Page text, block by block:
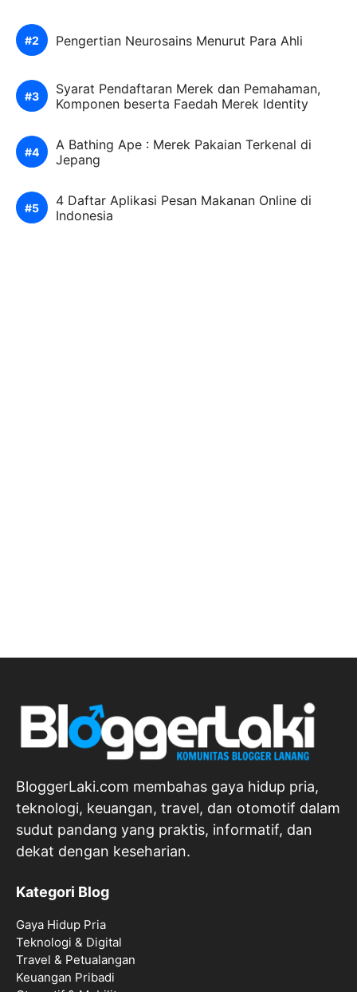
Pengertian Neurosains Menurut Para Ahli
Syarat Pendaftaran Merek dan Pemahaman,
Komponen beserta Faedah Merek Identity
A Bathing Ape : Merek Pakaian Terkenal di
Jepang
4 Daftar Aplikasi Pesan Makanan Online di
Indonesia
BloggerLaki.com membahas gaya hidup pria,
teknologi, keuangan, travel, dan otomotif dalam
sudut pandang yang praktis, informatif, dan
dekat dengan keseharian.
Kategori Blog
Gaya Hidup Pria
Teknologi & Digital
Travel & Petualangan
Keuangan Pribadi